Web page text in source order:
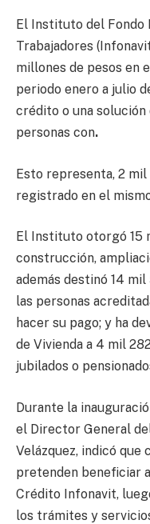
El Instituto del Fondo
Trabajadores
millones de pesos en
periodo enero a julio
crédito o una solución
personas con.
Esto representa, 2 mil
registrado en el
El Instituto otorgó 15
construcción,
además destinó 14
las personas
hacer su pago; y ha
de Vivienda a 4 mil
jubilados o
Durante la
el Director General
Velázquez, indicó que
pretenden beneficiar
Crédito Infonavit,
los trámites y